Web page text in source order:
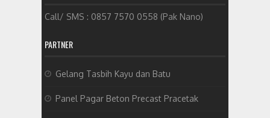
Call/ SMS : 0857 7570 0558 (Pak Nano)
PARTNER
Gelang Tasbih Kayu dan Batu
Panel Pagar Beton Precast Pracetak